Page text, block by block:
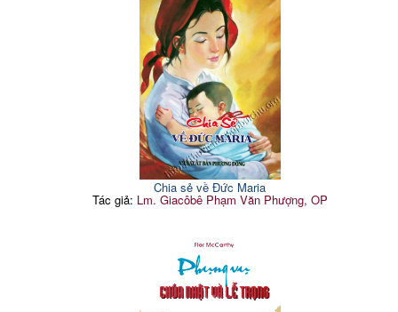
Chia sẻ về Đức Maria
Tác giả: Lm. Giacôbê Phạm Văn Phượng, OP